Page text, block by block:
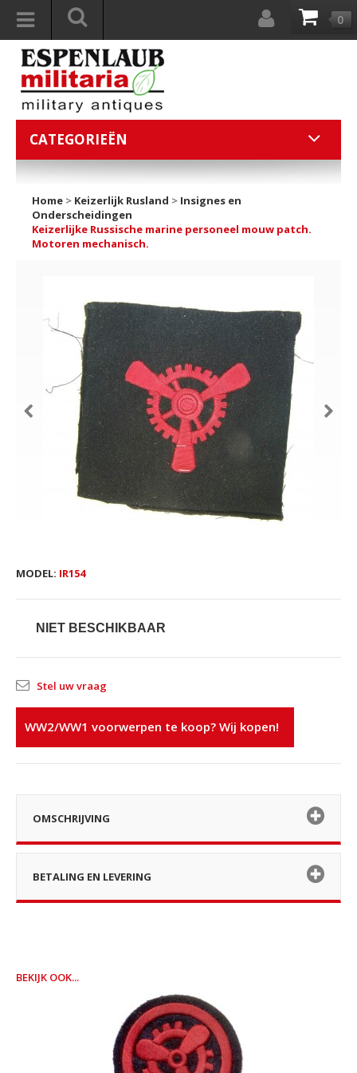
0
CATEGORIEËN
Home > Keizerlijk Rusland > Insignes en
Onderscheidingen
Keizerlijke Russische marine personeel mouw patch.
Motoren mechanisch.
MODEL: IR154
NIET BESCHIKBAAR
Stel uw vraag
WW2/WW1 voorwerpen te koop? Wij kopen!
OMSCHRIJVING
BETALING EN LEVERING
BEKIJK OOK...